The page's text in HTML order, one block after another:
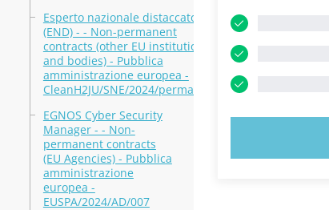
Esperto nazionale distaccato
(END) - - Non-permanent
contracts (other EU institutions
and bodies) - Pubblica
amministrazione europea -
CleanH2JU/SNE/2024/permanent
EGNOS Cyber Security
Manager - - Non-
permanent contracts
(EU Agencies) - Pubblica
amministrazione
europea -
EUSPA/2024/AD/007